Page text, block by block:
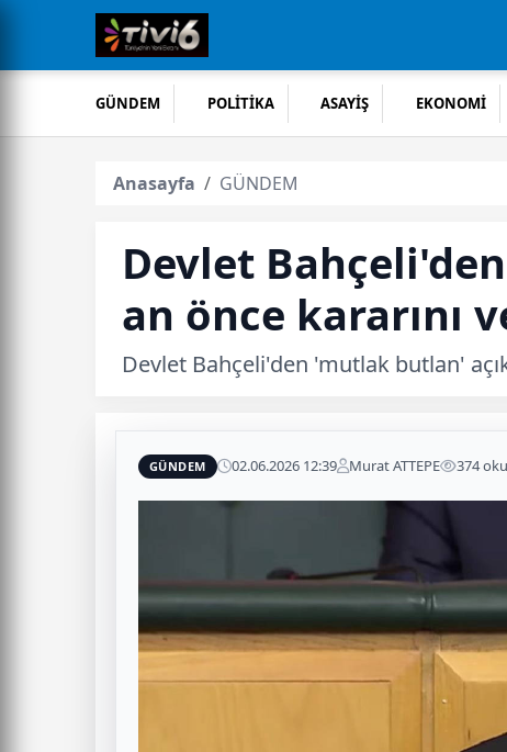
GÜNDEM POLİTİKA ASAYİŞ EKONOMİ
Anasayfa GÜNDEM
Devlet
an önce kararını
Devlet Bahçeli'den 'mutlak butlan'
GÜNDEM 02.06.2026 12:39 Murat ATTEPE 374